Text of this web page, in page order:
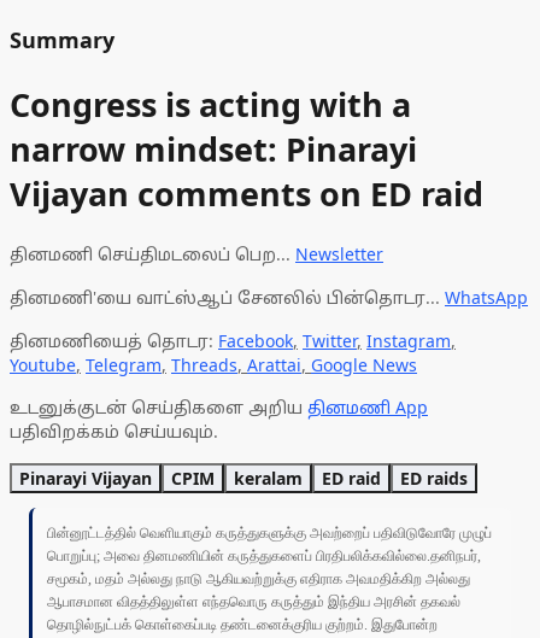
Summary
Congress is acting with a
narrow mindset: Pinarayi
Vijayan comments on ED raid
தினமணி செய்திமடலைப் பெற... Newsletter
தினமணி'யை வாட்ஸ்ஆப் சேனலில் பின்தொடர... WhatsApp
தினமணியைத் தொடர: Facebook, Twitter, Instagram,
Youtube, Telegram, Threads, Arattai, Google News
உடனுக்குடன் செய்திகளை அறிய தினமணி App
பதிவிறக்கம் செய்யவும்.
Pinarayi Vijayan CPIM keralam ED raid ED raids
பின்னூட்டத்தில் வெளியாகும் கருத்துகளுக்கு அவற்றைப் பதிவிடுவோரே முழுப்
பொறுப்பு; அவை தினமணியின் கருத்துகளைப் பிரதிபலிக்கவில்லை.தனிநபர்,
சமூகம், மதம் அல்லது நாடு ஆகியவற்றுக்கு எதிராக அவமதிக்கிற அல்லது
ஆபாசமான விதத்திலுள்ள எந்தவொரு கருத்தும் இந்திய அரசின் தகவல்
தொழில்நுட்பக் கொள்கைப்படி தண்டனைக்குரிய குற்றம். இதுபோன்ற